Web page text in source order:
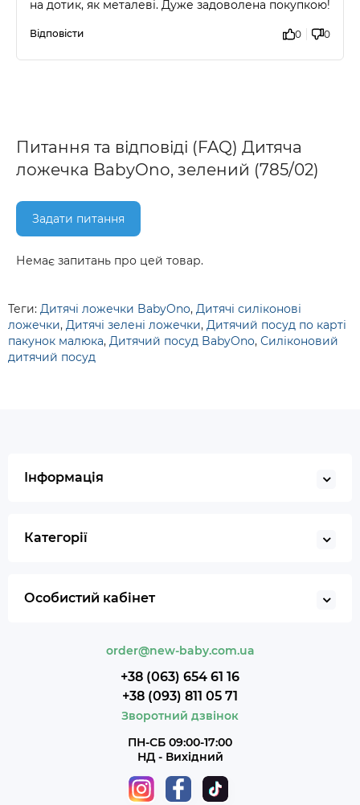
на дотик, як металеві. Дуже задоволена покупкою!
Відповісти 0 0
Питання та відповіді (FAQ) Дитяча
ложечка BabyOno, зелений (785/02)
Задати питання
Немає запитань про цей товар.
Теги: Дитячі ложечки BabyOno, Дитячі силіконові
ложечки, Дитячі зелені ложечки, Дитячий посуд по карті
пакунок малюка, Дитячий посуд BabyOno, Силіконовий
дитячий посуд
Інформація
Категорії
Особистий кабінет
order@new-baby.com.ua
+38 (063) 654 61 16
+38 (093) 811 05 71
Зворотний дзвінок
ПН-СБ 09:00-17:00
НД - Вихідний